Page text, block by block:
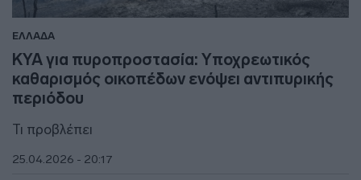
ΕΛΛΑΔΑ
ΚΥΑ για πυροπροστασία: Υποχρεωτικός
καθαρισμός οικοπέδων ενόψει αντιπυρικής
περιόδου
Τι προβλέπει
25.04.2026 - 20:17